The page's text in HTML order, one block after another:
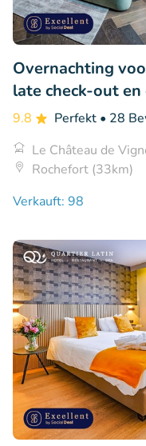
Overnachting
late check-out
9.8 Perfekt • 28
Le Château de
Rochefort (33km)
Verkauft: 98